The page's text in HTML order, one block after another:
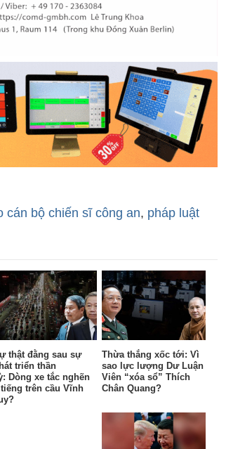
cán bộ chiến sĩ công an, pháp luật
thật đằng sau sự
triển thần
Dòng xe tắc nghẽn
trên cầu Vĩnh
Thừa thắng xốc tới: Vì
sao lực lượng Dư Luận
Viên “xóa sổ” Thích
Chân Quang?